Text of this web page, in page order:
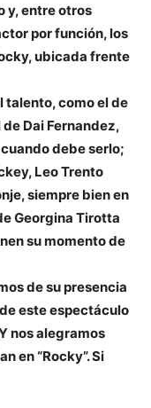
y, entre otros
por función, los
ubicada frente
talento, como el de
Dai Fernandez,
debe serlo;
Leo Trento
siempre bien en
Georgina Tirotta
su momento de
de su presencia
este espectáculo
nos alegramos
en “Rocky”. Si